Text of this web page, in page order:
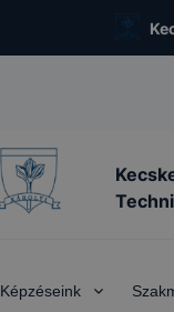
Képzéseink